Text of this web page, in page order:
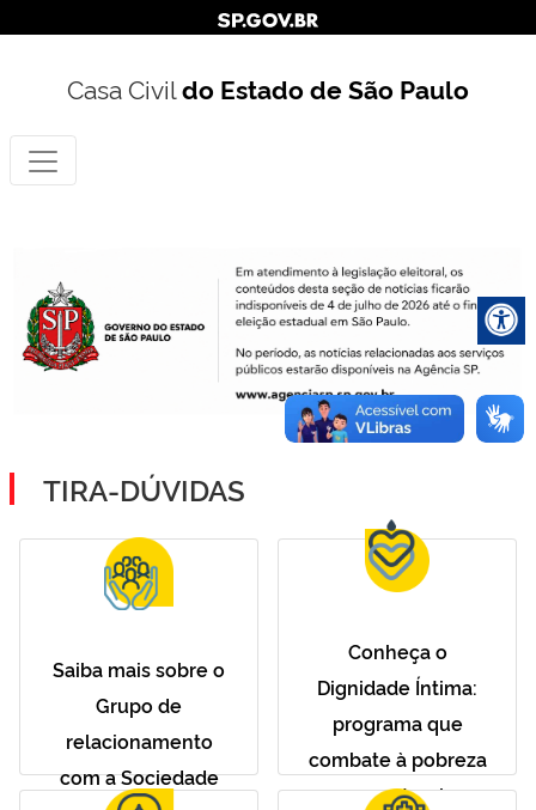
Casa Civildo Estado de São Paulo
TIRA-DÚVIDAS
Saiba mais sobre o
Grupo de
relacionamento
com a Sociedade
Conheça o
Dignidade Íntima:
programa que
combate à pobreza
menstrual